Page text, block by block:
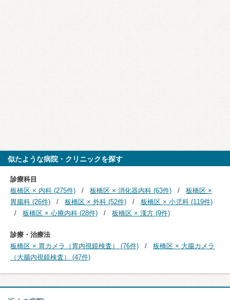
似たような病院・クリニックを探す
診療科目
板橋区 × 内科 (275件)
板橋区 × 消化器内科 (63件)
板橋区 ×
胃腸科 (26件)
板橋区 × 外科 (52件)
板橋区 × 小児科 (119件)
板橋区 × 心療内科 (28件)
板橋区 × 漢方 (9件)
診療・治療法
板橋区 × 胃カメラ（胃内視鏡検査） (76件)
板橋区 × 大腸カメラ
（大腸内視鏡検査） (47件)